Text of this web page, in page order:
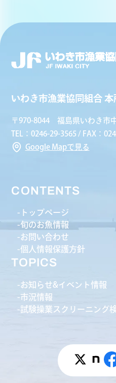
いわき市漁業協同組合 本
〒970-8044 福島県いわき市
TEL：0246-29-3565 / FAX：
Google Mapで見る
CONTENTS
トップページ
旬のお魚情報
お問い合わせ
個人情報保護方針
TOPICS
お知らせ&イベント情報
市況情報
試験操業スクリーニング